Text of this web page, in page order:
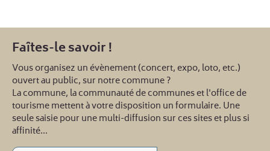
Faîtes-le savoir !
Vous organisez un évènement (concert, expo, loto, etc.)
ouvert au public, sur notre commune ?
La commune, la communauté de communes et l'office de
tourisme mettent à votre disposition un formulaire. Une
seule saisie pour une multi-diffusion sur ces sites et plus si
affinité...